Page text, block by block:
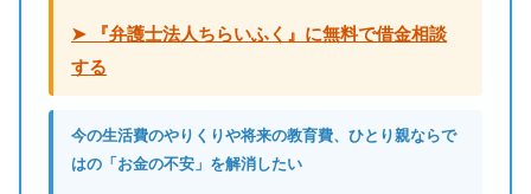
➤ 『弁護士法人ちらいふく』に無料で借金相談
する
今の生活費のやりくりや将来の教育費、ひとり親ならで
はの「お金の不安」を解消したい